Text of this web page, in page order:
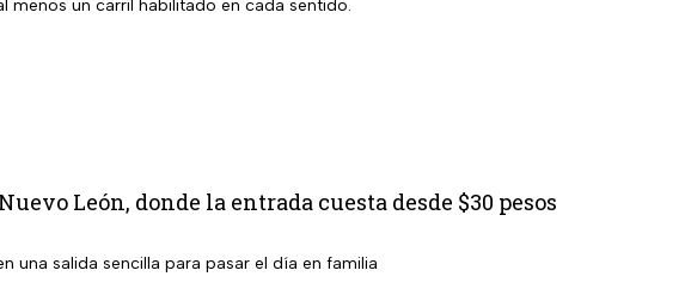
menos un carril habilitado en cada sentido.
León, donde la entrada cuesta desde $30 pesos
una salida sencilla para pasar el día en familia